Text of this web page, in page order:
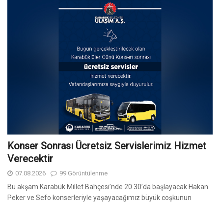
Konser Sonrası Ücretsiz Servislerimiz Hizmet
Verecektir
07.08.2026 99 Görüntülenme
Bu akşam Karabük Millet Bahçesi’nde 20.30’da başlayacak Hakan
Peker ve Sefo konserleriyle yaşayacağımız büyük coşkunun